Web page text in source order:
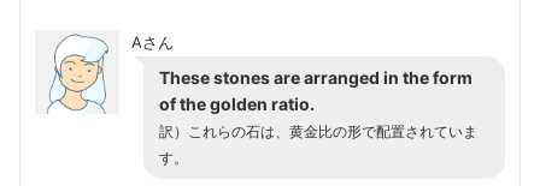
Aさん
These stones are arranged in the form
of the golden ratio.
訳）これらの石は、黄金比の形で配置されていま
す。